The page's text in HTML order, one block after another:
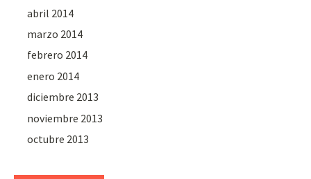
abril 2014
marzo 2014
febrero 2014
enero 2014
diciembre 2013
noviembre 2013
octubre 2013